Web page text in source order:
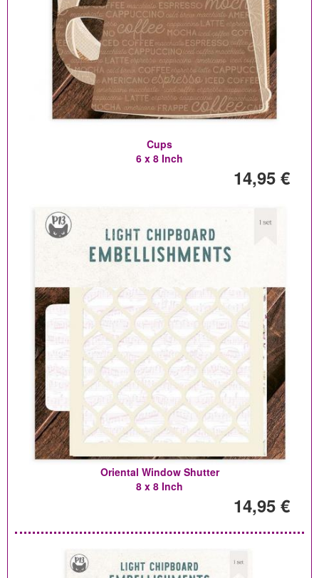
Cups
6 x 8 Inch
14,95 €
Oriental Window Shutter
8 x 8 Inch
14,95 €